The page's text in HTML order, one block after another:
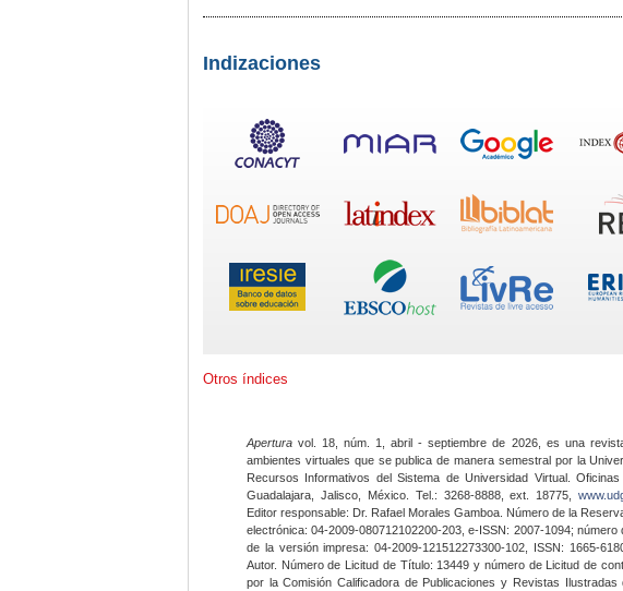
Indizaciones
Otros índices
Apertura vol. 18, núm. 1, abril - septiembre de 2026, es una
ambientes virtuales que se publica de manera semestral por la
Recursos Informativos del Sistema de Universidad Virtual.
Guadalajara, Jalisco, México. Tel.: 3268-8888, ext. 18775,
Editor responsable: Dr. Rafael Morales Gamboa. Número de la
electrónica: 04-2009-080712102200-203, e-ISSN: 2007-1094;
de la versión impresa: 04-2009-121512273300-102, ISSN: 1665-
Autor. Número de Licitud de Título: 13449 y número de Licitud de
por la Comisión Calificadora de Publicaciones y Revistas